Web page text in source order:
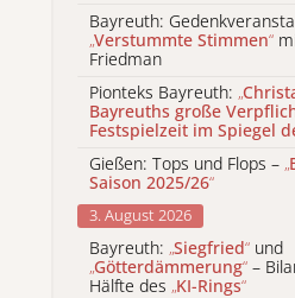
Bayreuth:
„Verstummte Stimmen“
Friedman
Pionteks Bayreuth: „
Bayreuths große
Festspielzeit im Spiegel
Gießen: Tops und Flops – „
Saison 2025/26“
3. August 2026
Bayreuth: „Siegfried“ und
„Götterdämmerung“ –
Hälfte des „KI-Rings“